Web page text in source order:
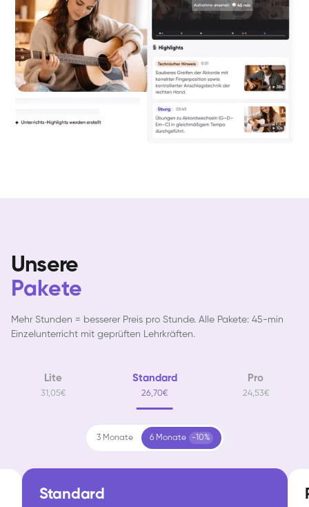
Unsere
Pakete
Mehr Stunden = besserer Preis pro Stunde. Alle Pakete: 45-min
Einzelunterricht mit geprüften Lehrkräften.
Lite
31,05€
Standard
26,70€
Pro
24,53€
3 Monate 6 Monate -10%
Standard